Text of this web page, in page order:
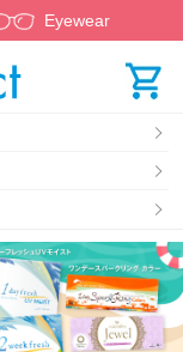
Eyewear